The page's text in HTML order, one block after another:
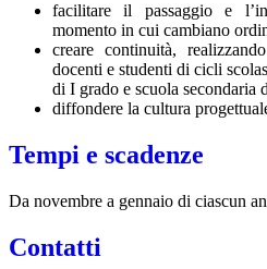
facilitare il passaggio e
momento in cui cambiano
creare continuità,
docenti e studenti di cicli
di I grado e scuola secondaria
diffondere la cultura
Tempi e scadenze
Da novembre a gennaio di ciascun
Contatti